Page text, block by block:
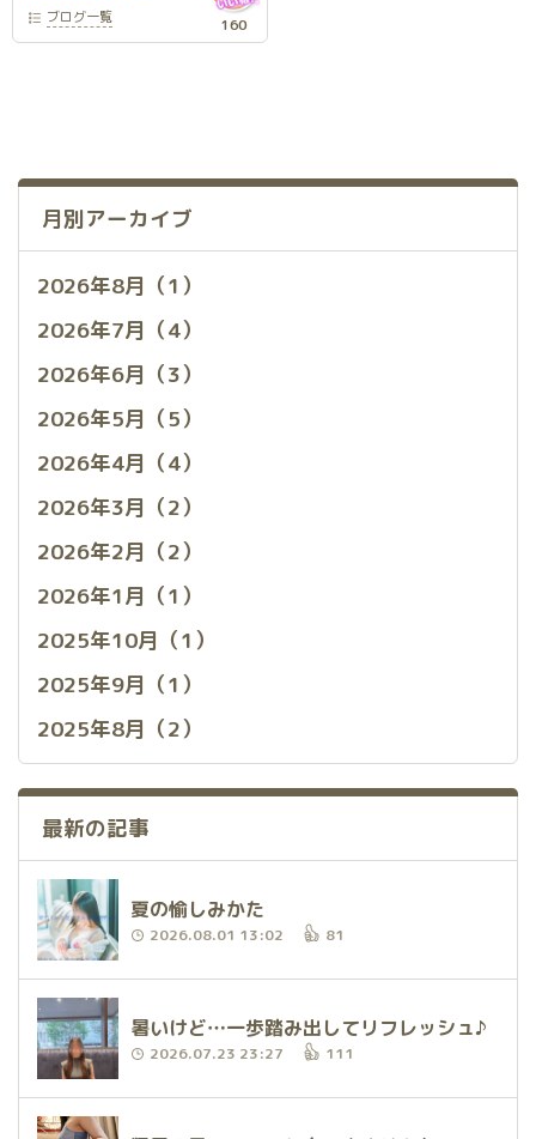
ブログ一覧 160
月別アーカイブ
2026年8月（1）
2026年7月（4）
2026年6月（3）
2026年5月（5）
2026年4月（4）
2026年3月（2）
2026年2月（2）
2026年1月（1）
2025年10月（1）
2025年9月（1）
2025年8月（2）
最新の記事
夏の愉しみかた
2026.08.01 13:02 81
暑いけど…一歩踏み出してリフレッシュ♪
2026.07.23 23:27 111